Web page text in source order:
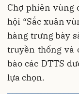
Chợ phiên vùng
hội “Sắc xuân
hàng trưng bày
truyền thống và
bào các DTTS
lựa chọn.